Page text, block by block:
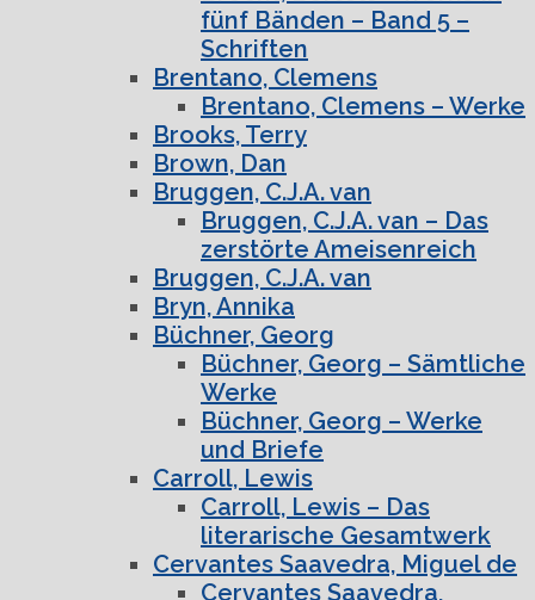
fünf Bänden – Band 5 –
Schriften
Brentano, Clemens
Brentano, Clemens – Werke
Brooks, Terry
Brown, Dan
Bruggen, C.J.A. van
Bruggen, C.J.A. van – Das
zerstörte Ameisenreich
Bruggen, C.J.A. van
Bryn, Annika
Büchner, Georg
Büchner, Georg – Sämtliche
Werke
Büchner, Georg – Werke
und Briefe
Carroll, Lewis
Carroll, Lewis – Das
literarische Gesamtwerk
Cervantes Saavedra, Miguel de
Cervantes Saavedra,